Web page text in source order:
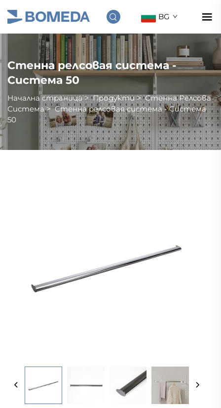
BG
Стенна релсовая система -
Система 50
Начална страница>Продукти>Стенна Релсовa
Система>Стенна релсовая система - Система
50